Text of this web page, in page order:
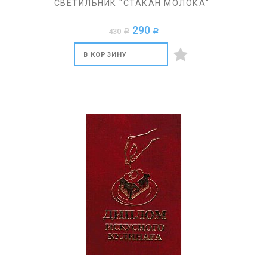
СВЕТИЛЬНИК "СТАКАН МОЛОКА"
430 a 290 a
В КОРЗИНУ